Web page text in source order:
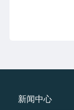
新闻中心